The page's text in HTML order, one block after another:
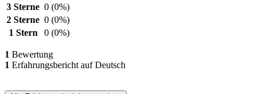
3 Sterne 0 (0%)
2 Sterne 0 (0%)
1 Stern
0 (0%)
1 Bewertung
1 Erfahrungsbericht auf Deutsch